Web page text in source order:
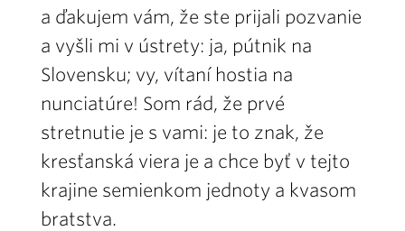
a ďakujem vám, že ste prijali pozvanie
a vyšli mi v ústrety: ja, pútnik na
Slovensku; vy, vítaní hostia na
nunciatúre! Som rád, že prvé
stretnutie je s vami: je to znak, že
kresťanská viera je a chce byť v tejto
krajine semienkom jednoty a kvasom
bratstva.